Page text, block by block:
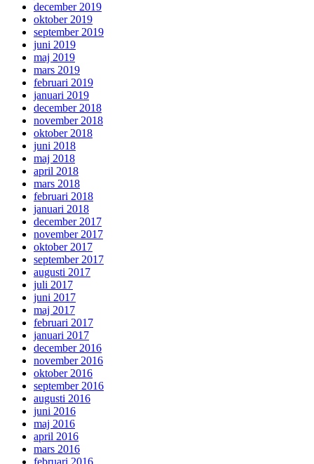
december 2019
oktober 2019
september 2019
juni 2019
maj 2019
mars 2019
februari 2019
januari 2019
december 2018
november 2018
oktober 2018
juni 2018
maj 2018
april 2018
mars 2018
februari 2018
januari 2018
december 2017
november 2017
oktober 2017
september 2017
augusti 2017
juli 2017
juni 2017
maj 2017
februari 2017
januari 2017
december 2016
november 2016
oktober 2016
september 2016
augusti 2016
juni 2016
maj 2016
april 2016
mars 2016
februari 2016